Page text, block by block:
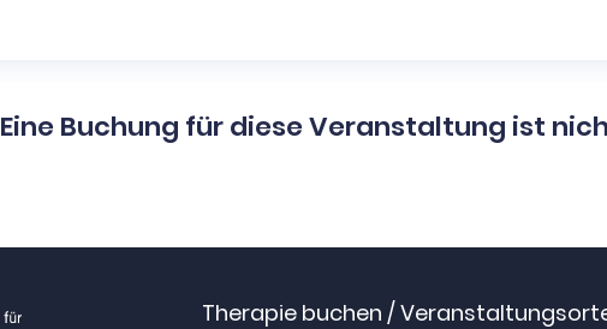
Eine Buchung für diese Veranstaltung ist
Therapie buchen /